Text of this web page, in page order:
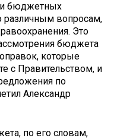
бюджетных
различным вопросам,
Это
бюджета
которые
с Правительством, и
по
Александр
по его словам,